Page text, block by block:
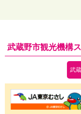
武蔵野市観光機構
武